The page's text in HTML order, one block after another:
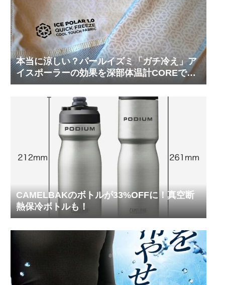
本当に涼しい？パールイズミ「ガチ冷え」ア
イスポーラーの効果を深部体温計COREで測
ってみた
CAMELBAKのボトルが33%OFFに！真空断
熱保冷ボトルも！